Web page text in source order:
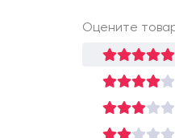
Оцените